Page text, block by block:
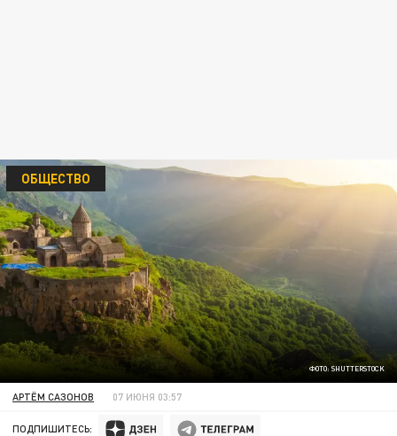
ФОТО: SHUTTERSTOCK
ОБЩЕСТВО
АРТЁМ САЗОНОВ 07 ИЮНЯ 03:57
ПОДПИШИТЕСЬ: